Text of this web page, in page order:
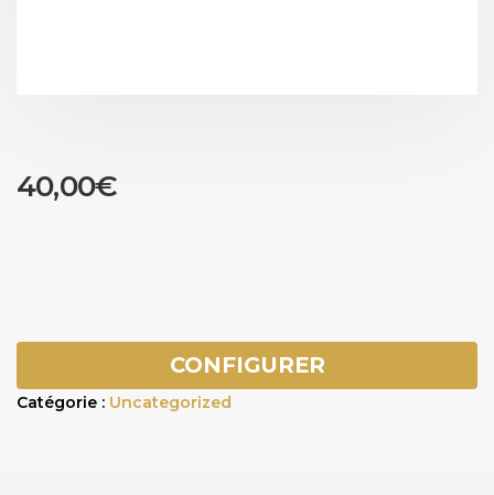
40,00€
CONFIGURER
Catégorie : Uncategorized